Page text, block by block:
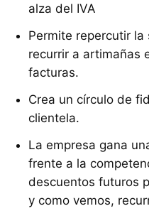
alza del IVA
Permite repercutir
recurrir a artimañas
facturas.
Crea un círculo de
clientela.
La empresa gana
frente a la
descuentos futuros
y como vemos,